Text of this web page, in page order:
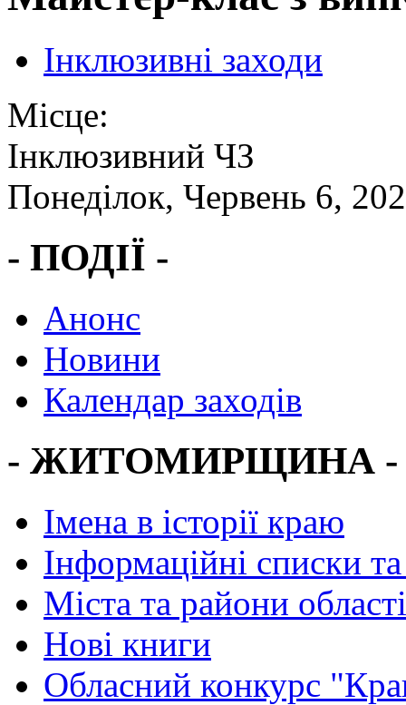
Інклюзивні заходи
Місце:
Інклюзивний ЧЗ
Понеділок, Червень 6,
- ПОДІЇ -
Анонс
Новини
Календар заходів
- ЖИТОМИРЩИНА -
Імена в історії краю
Інформаційні списки
Міста та райони області
Нові книги
Обласний конкурс